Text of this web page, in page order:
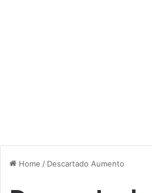
Home / Descartado Aumento